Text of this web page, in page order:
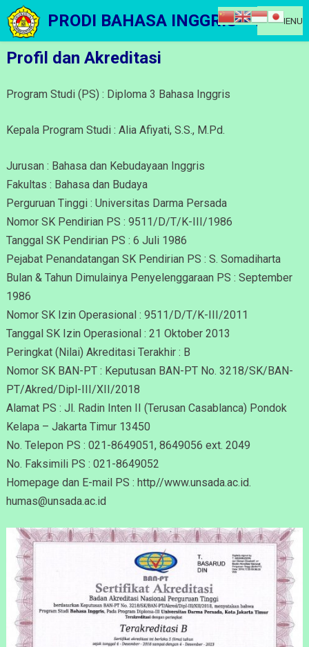
Skip
to
content
PRODI BAHASA INGGRIS – D3MENU
Profil dan Akreditasi
Program Studi (PS) : Diploma 3 Bahasa Inggris
Kepala Program Studi : Alia Afiyati, S.S., M.Pd.
Jurusan : Bahasa dan Kebudayaan Inggris
Fakultas : Bahasa dan Budaya
Perguruan Tinggi : Universitas Darma Persada
Nomor SK Pendirian PS : 9511/D/T/K-III/1986
Tanggal SK Pendirian PS : 6 Juli 1986
Pejabat Penandatangan SK Pendirian PS : S. Somadiharta
Bulan & Tahun Dimulainya Penyelenggaraan PS : September
1986
Nomor SK Izin Operasional : 9511/D/T/K-III/2011
Tanggal SK Izin Operasional : 21 Oktober 2013
Peringkat (Nilai) Akreditasi Terakhir : B
Nomor SK BAN-PT : Keputusan BAN-PT No. 3218/SK/BAN-
PT/Akred/Dipl-III/XII/2018
Alamat PS : Jl. Radin Inten II (Terusan Casablanca) Pondok
Kelapa – Jakarta Timur 13450
No. Telepon PS : 021-8649051, 8649056 ext. 2049
No. Faksimili PS : 021-8649052
Homepage dan E-mail PS : http//www.unsada.ac.id.
humas@unsada.ac.id